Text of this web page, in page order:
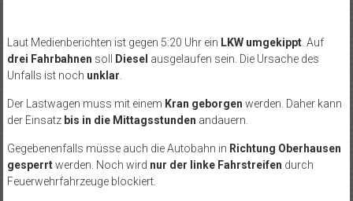
Laut Medienberichten ist gegen 5:20 Uhr ein LKW umgekippt. Auf
drei Fahrbahnen soll Diesel ausgelaufen sein. Die Ursache des
Unfalls ist noch unklar
Der Lastwagen muss mit einem Kran geborgen werden. Daher kann
der Einsatz bis in die Mittagsstunden andauern.
Gegebenenfalls müsse auch die Autobahn in Richtung Oberhausen
gesperrtwerden. Noch wird nur der linke Fahrstreifen durch
Feuerwehrfahrzeuge blockiert.